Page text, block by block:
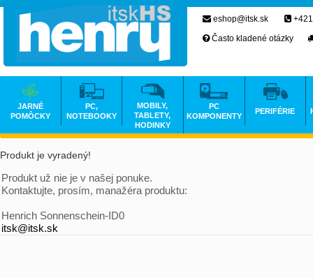
Produkt je vyradený!
Produkt už nie je v našej ponuke.
Kontaktujte, prosím, manažéra produktu:
Henrich Sonnenschein-ID0
itsk@itsk.sk
eshop@itsk.sk
Často kladené otázky
JARNÉ
POMÔCKY
PC,
NOTEBOOKY
MOBILY,
TABLETY,
HODINKY
PC
KOMPONENTY
PERIFÉRIE